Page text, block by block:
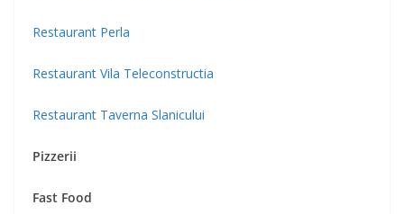
Restaurant Perla
Restaurant Vila Teleconstructia
Restaurant Taverna Slanicului
Pizzerii
Fast Food